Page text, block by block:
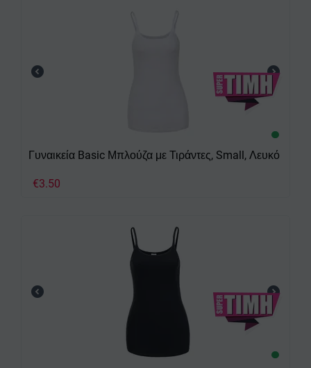
Γυναικεία Basic Μπλούζα με Τιράντες, Small, Λευκό
€3.50